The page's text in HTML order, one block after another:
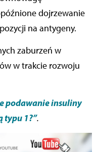
dojrzewanie
na antygeny.
zaburzeń w
w trakcie rozwoju
podawanie insuliny
typu 1?”.